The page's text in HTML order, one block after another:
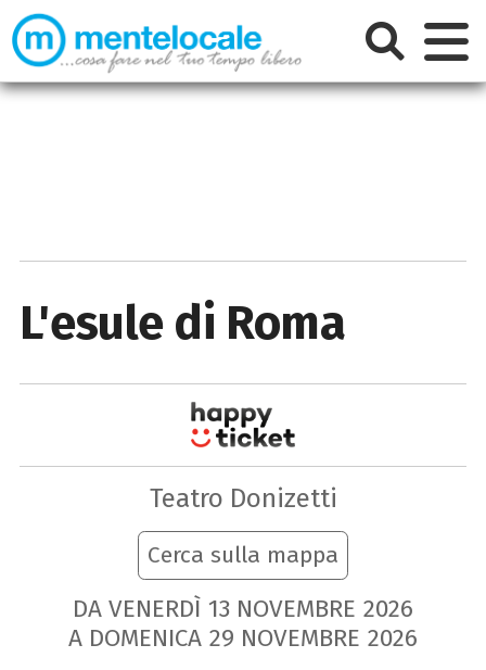
L'esule di Roma
Teatro Donizetti
Cerca sulla mappa
DA VENERDÌ 13 NOVEMBRE 2026
A DOMENICA 29 NOVEMBRE 2026